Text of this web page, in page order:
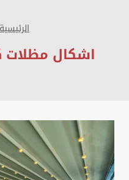
الرئيسية
اشكال